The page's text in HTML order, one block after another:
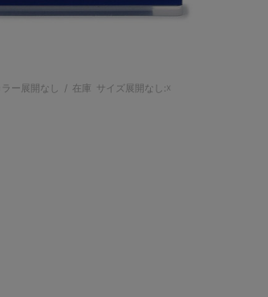
ー展開なし / 在庫 サイズ展開なし:☓